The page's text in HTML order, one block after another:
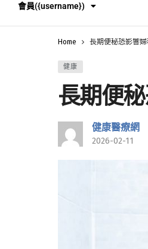
會員({username})
Home 長期便秘恐影響
健康
長期便
健康醫療網
2026-02-11